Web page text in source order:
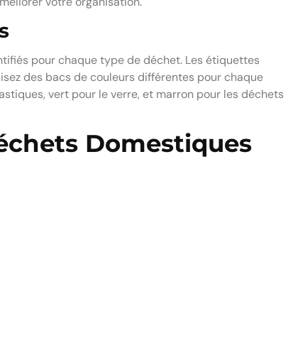
pour chaque type de déchet. Les étiquettes
des bacs de couleurs différentes pour chaque
vert pour le verre, et marron pour les déchets
Domestiques